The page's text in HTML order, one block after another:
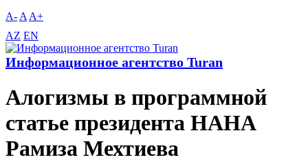
A- A A+
AZ EN
Информационное агентство Turan
Алогизмы в программной
статье президента НАНА
Рамиза Мехтиева